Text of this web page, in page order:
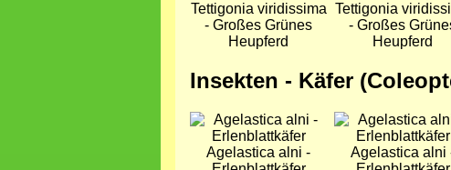
Tettigonia viridissima
- Großes Grünes
Heupferd
Tettigonia
- Großes
Heupferd
Insekten - Käfer
Bild
Agelastica alni -
Bild
Agelastica alni